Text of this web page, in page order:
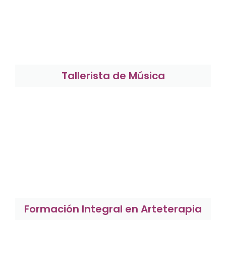
Tallerista de Música
Formación Integral en Arteterapia